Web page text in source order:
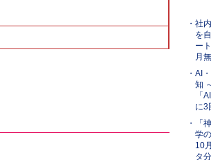
社
を
ー
月
AI
知
「
に3
「
学
10
タ